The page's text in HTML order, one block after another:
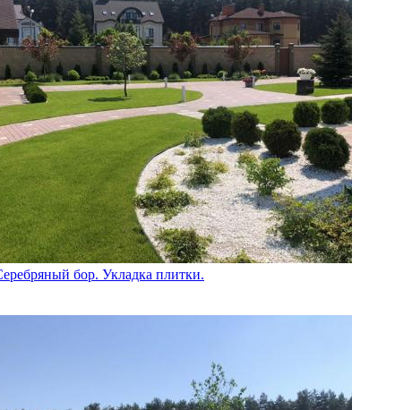
бор. Укладка плитки.